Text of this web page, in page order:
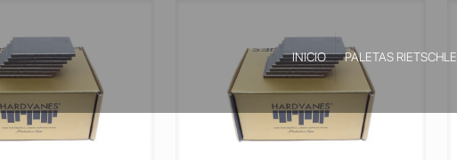
INICIO PALETAS RIETSCHLE